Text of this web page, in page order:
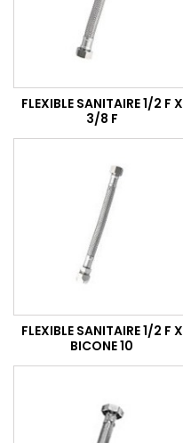
FLEXIBLE SANITAIRE 1/2 F X
3/8 F
FLEXIBLE SANITAIRE 1/2 F X
BICONE 10